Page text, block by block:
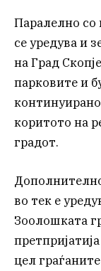
Паралелно со
се уредува и
на Град
парковите и
коритото на
градот.
во тек е
Зоолошката
цел